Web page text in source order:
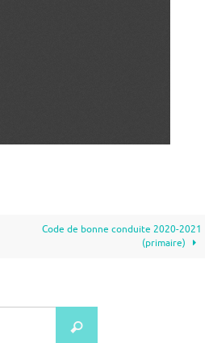
Code de bonne conduite 2020-2021
(primaire)
Search